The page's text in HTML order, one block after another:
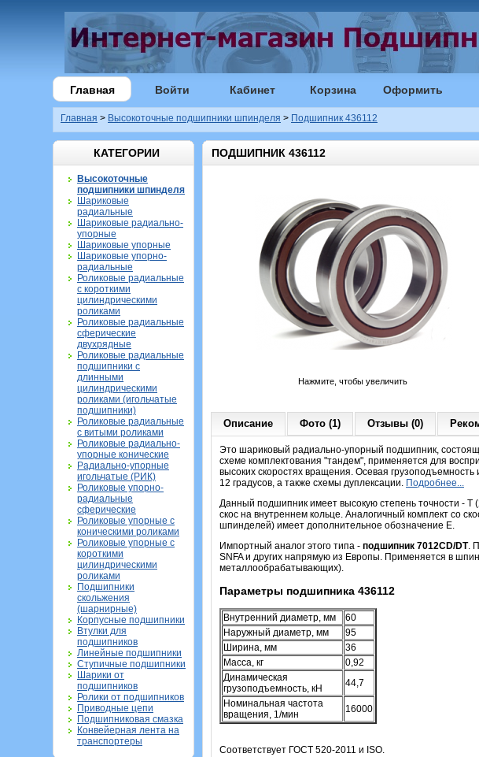
Главная Войти Кабинет Корзина Оформить
Главная > Высокоточные подшипники шпинделя > Подшипник 436112
КАТЕГОРИИ
Высокоточные
подшипники шпинделя
Шариковые
радиальные
Шариковые радиально-
упорные
Шариковые упорные
Шариковые упорно-
радиальные
Роликовые радиальные
с короткими
цилиндрическими
роликами
Роликовые радиальные
сферические
двухрядные
Роликовые радиальные
подшипники с
длинными
цилиндрическими
роликами (игольчатые
подшипники)
Роликовые радиальные
с витыми роликами
Роликовые радиально-
упорные конические
Радиально-упорные
игольчатые (РИК)
Роликовые упорно-
радиальные
сферические
Роликовые упорные с
коническими роликами
Роликовые упорные с
короткими
цилиндрическими
роликами
Подшипники
скольжения
(шарнирные)
Корпусные подшипники
Втулки для
подшипников
Линейные подшипники
Ступичные подшипники
Шарики от
подшипников
Ролики от подшипников
Приводные цепи
Подшипниковая смазка
Конвейерная лента на
транспортеры
ПОДШИПНИК 436112
Нажмите, чтобы увеличить
Описание Фото (1) Отзывы (0)
Это шариковый радиально-упорный подшипник,
схеме комплектования "тандем", применяется для
высоких скоростях вращения. Осевая
12 градусов, а также схемы дуплексации. Подробнее...
Данный подшипник имеет высокую степень точности - Т
скос на внутреннем кольце. Аналогичный комплект со
шпинделей) имеет дополнительное обозначение Е.
Импортный аналог этого типа - подшипник 7012СD/DT.
SNFA и других напрямую из Европы. Применяется в
металлообрабатывающих).
Параметры подшипника 436112
Внутренний диаметр, мм
60
Наружный диаметр, мм
95
Ширина, мм
36
Масса, кг
0,92
Динамическая
грузоподъемность, кН
44,7
Номинальная частота
вращения, 1/мин
16000
Соответствует ГОСТ 520-2011 и ISO.